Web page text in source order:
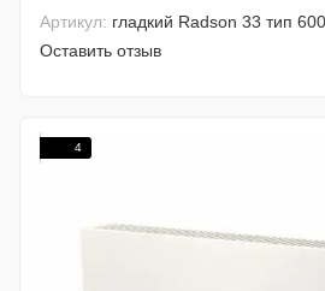
Артикул: гладкий Radson 33 тип
Оставить отзыв
4